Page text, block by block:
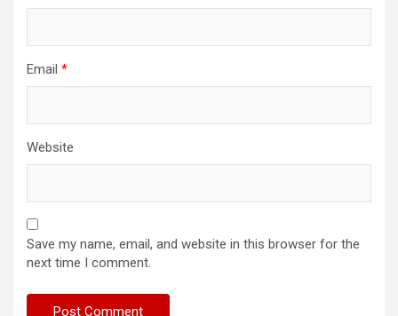
Email *
Website
Save my name, email, and website in this browser for the
next time I comment.